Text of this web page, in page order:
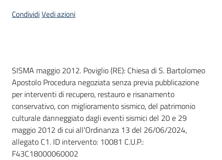
telematiche
English
CondividiVedi azioni
Dati del bando
SISMA maggio 2012. Poviglio (RE): Chiesa di S. Bartolomeo
Apostolo Procedura negoziata senza previa pubblicazione
per interventi di recupero, restauro e risanamento
conservativo, con miglioramento sismico, del patrimonio
culturale danneggiato dagli eventi sismici del 20 e 29
maggio 2012 di cui all'Ordinanza 13 del 26/06/2024,
allegato C1. ID intervento: 10081 C.U.P.:
F43C18000060002